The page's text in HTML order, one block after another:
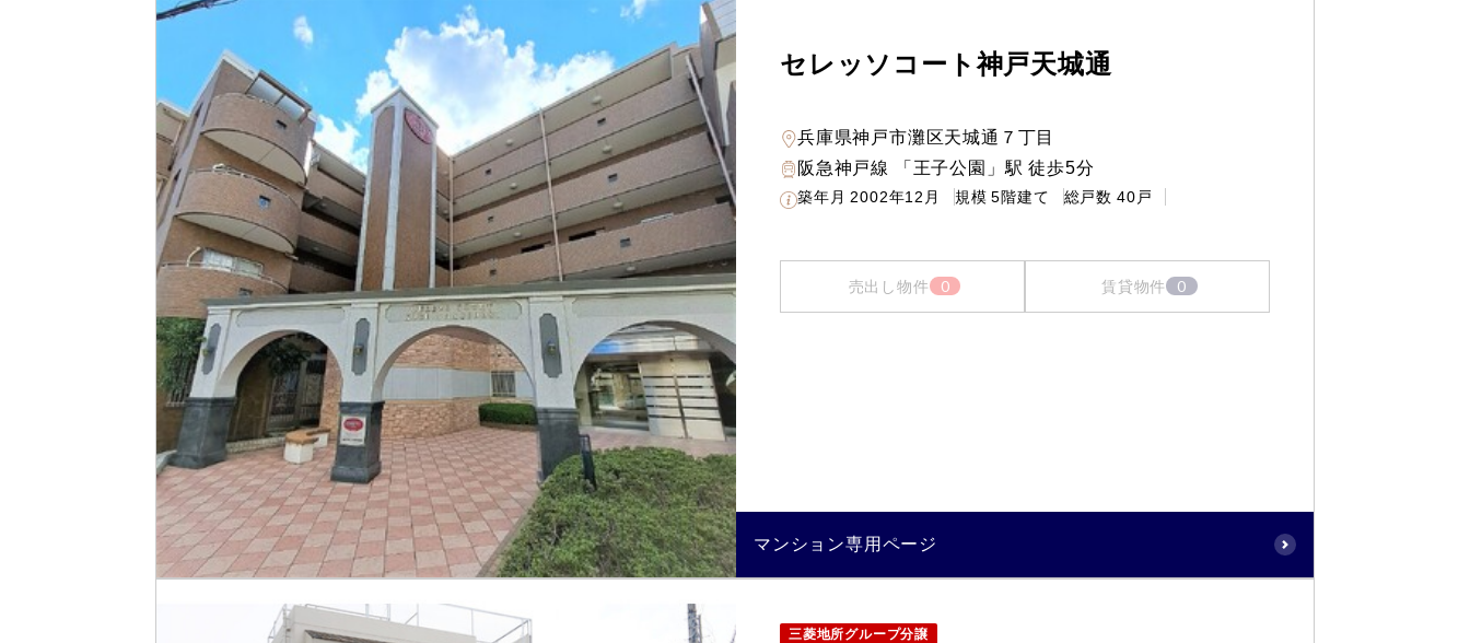
セレッソコート神戸天城通
兵庫県神戸市灘区天城通７丁目
阪急神戸線 「王子公園」駅 徒歩5分
築年月 2002年12月 規模 5階建て 総戸数 40戸
売出し物件 0 賃貸物件 0
マンション専用ページ
三菱地所グループ分譲